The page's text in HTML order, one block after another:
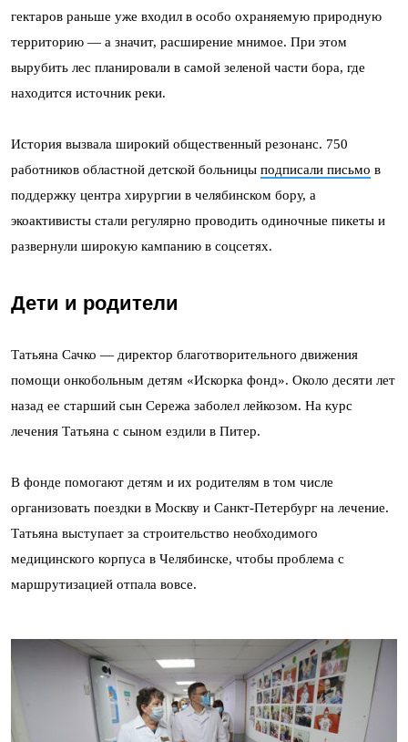
гектаров раньше уже входил в особо охраняемую природную
территорию — а значит, расширение мнимое. При этом
вырубить лес планировали в самой зеленой части бора, где
находится источник реки.
История вызвала широкий общественный резонанс. 750
работников областной детской больницы подписали письмо в
поддержку центра хирургии в челябинском бору, а
экоактивисты стали регулярно проводить одиночные пикеты и
развернули широкую кампанию в соцсетях.
Дети и родители
Татьяна Сачко — директор благотворительного движения
помощи онкобольным детям «Искорка фонд». Около десяти лет
назад ее старший сын Сережа заболел лейкозом. На курс
лечения Татьяна с сыном ездили в Питер.
В фонде помогают детям и их родителям в том числе
организовать поездки в Москву и Санкт-Петербург на лечение.
Татьяна выступает за строительство необходимого
медицинского корпуса в Челябинске, чтобы проблема с
маршрутизацией отпала вовсе.